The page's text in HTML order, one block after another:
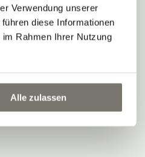
Verwendung unserer
diese Informationen
Rahmen Ihrer Nutzung
Alle zulassen